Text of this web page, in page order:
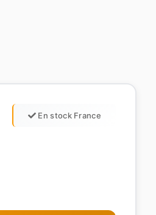
En stock France